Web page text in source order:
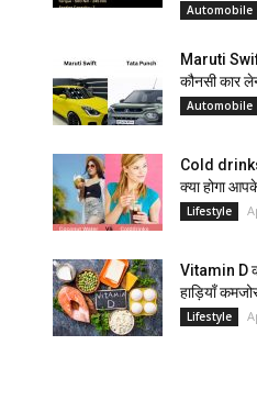
Automobile
Maruti
कौनसी कार
Automobile
Cold
क्या होगा
Lifestyle
Vitamin D
हाड़ियाँ
Lifestyle